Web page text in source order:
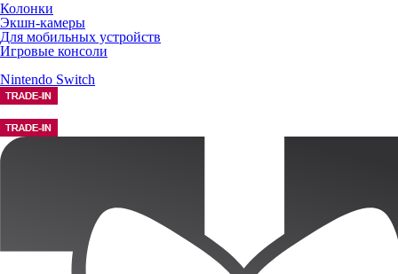
Колонки
Экшн-камеры
Для мобильных устройств
Игровые консоли
Nintendo Switch